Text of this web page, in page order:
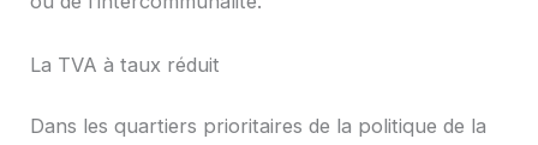
La TVA à taux réduit
Dans les quartiers prioritaires de la politique de la